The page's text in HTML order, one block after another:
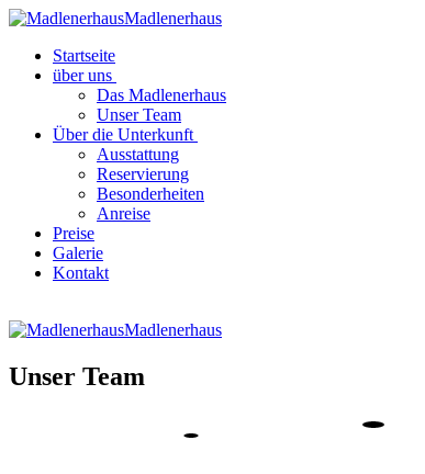
Madlenerhaus
Startseite
über uns
Das Madlenerhaus
Unser Team
Über die Unterkunft
Ausstattung
Reservierung
Besonderheiten
Anreise
Preise
Galerie
Kontakt
Madlenerhaus
Unser Team